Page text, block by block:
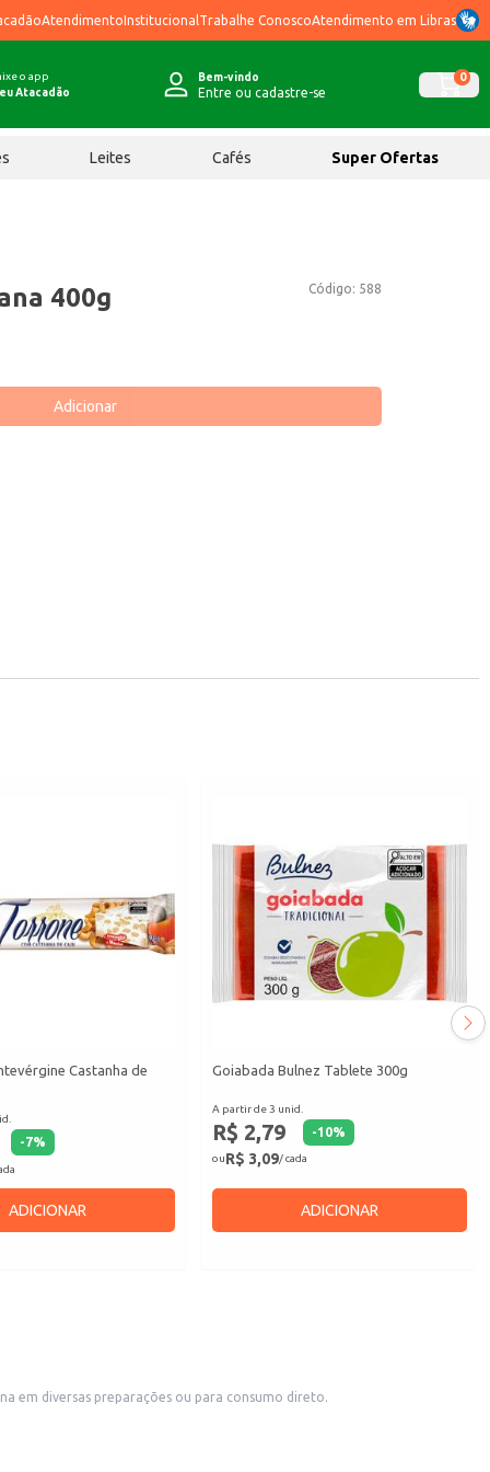
AtendimentoInstitucional Trabalhe ConoscoAtendimento em Libras
o app
Atacadão
Bem-vindo
Entre ou cadastre-se
0
Leites Cafés Super Ofertas
Código: 588
400g
Adicionar
Castanha de
-7%
ADICIONAR
Goiabada Bulnez Tablete 300g
A partir de 3 unid.
R$ 2,79 -10%
ouR$ 3,09/ cada
ADICIONAR
em diversas preparações ou para consumo direto.